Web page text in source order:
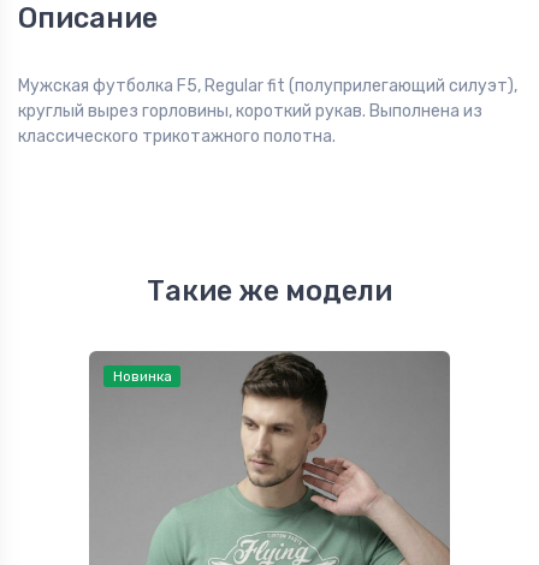
Описание
Мужская футболка F5, Regular fit (полуприлегающий силуэт),
круглый вырез горловины, короткий рукав. Выполнена из
классического трикотажного полотна.
Такие же модели
Новинка